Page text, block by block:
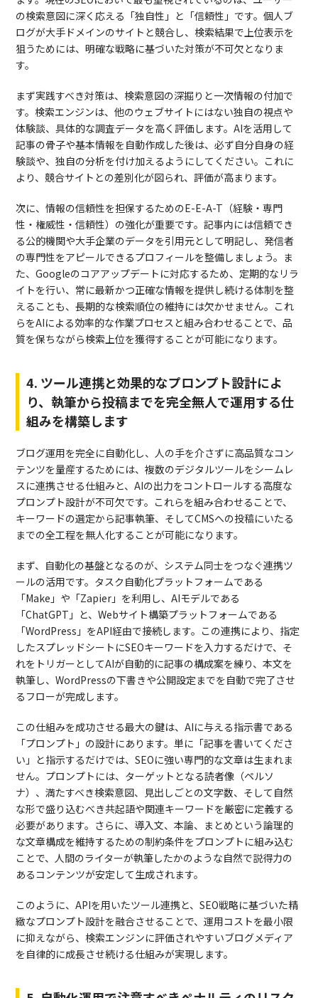
の検索意図に深く応える「独自性」と「信頼性」です。個人ブ
ログが大手ドメインのサイトと競合し、検索結果で上位表示を
狙うためには、明確な戦略に基づいた対策が不可欠となりま
す。
まず実践すべき対策は、検索意図の深掘りと一次情報の付加で
す。検索エンジンは、他のウェブサイトにはない独自の視点や
体験談、具体的な調査データを高く評価します。AIを活用して
記事の骨子や基本情報を自動作成した後は、必ず自分自身の経
験談や、独自の分析を付け加えるようにしてください。これに
より、競合サイトとの差別化が図られ、評価が高まります。
次に、情報の信頼性を担保するためのE-E-A-T（経験・専門
性・権威性・信頼性）の強化が重要です。記事内には信頼でき
る公的機関や大手企業のデータを引用元として明記し、発信者
の専門性をアピールできるプロフィールを整備しましょう。ま
た、Googleのコアアップデートに対応するため、定期的なリラ
イトを行い、常に最新かつ正確な情報を提供し続ける体制を整
えることも、長期的な検索順位の維持には欠かせません。これ
らをAIによる効率的な作業プロセスと組み合わせることで、品
質を保ちながら検索上位を獲得することが可能になります。
4. ツール連携と効果的なプロンプト設計によ
り、執筆から投稿までを完全無人で運用する仕
組みを構築します
ブログ運用を完全に自動化し、人の手を介さずに高品質なコン
テンツを量産するためには、複数のデジタルツールをシームレ
スに連携させる仕組みと、AIの出力をコントロールする高度な
プロンプト設計が不可欠です。これらを組み合わせることで、
キーワードの選定から記事執筆、そしてCMSへの投稿にいたる
までの全工程を無人化することが可能になります。
まず、自動化の基盤となるのが、システム同士をつなぐ連携ツ
ールの活用です。タスク自動化プラットフォームである
「Make」や「Zapier」を利用し、AIモデルである
「ChatGPT」と、Webサイト構築プラットフォームである
「WordPress」をAPI経由で接続します。この連携により、指定
したスプレッドシートにSEOキーワードを入力するだけで、そ
れをトリガーとしてAIが自動的に記事の構成案を練り、本文を
執筆し、WordPressの下書きや公開設定までを自動で完了させ
るフローが完成します。
この仕組みを成功させる最大の鍵は、AIに与える指示書である
「プロンプト」の設計にあります。単に「記事を書いてくださ
い」と指示するだけでは、SEOに強い専門的な文章は生まれま
せん。プロンプトには、ターゲットとなる読者像（ペルソ
ナ）、満たすべき検索意図、見出しごとの文字数、そして自然
な形で盛り込むべき共起語や関連キーワードを厳密に定義する
必要があります。さらに、導入文、本論、まとめという論理的
な文章構成を維持するための制約条件をプロンプトに組み込む
ことで、人間のライターが執筆したかのような自然で説得力の
あるコンテンツが安定して生成されます。
このように、APIを用いたツール連携と、SEO戦略に基づいた精
緻なプロンプト設計を融合させることで、運用コストを最小限
に抑えながら、検索エンジンに評価されやすいブログメディア
を自律的に成長させ続ける仕組みが実現します。